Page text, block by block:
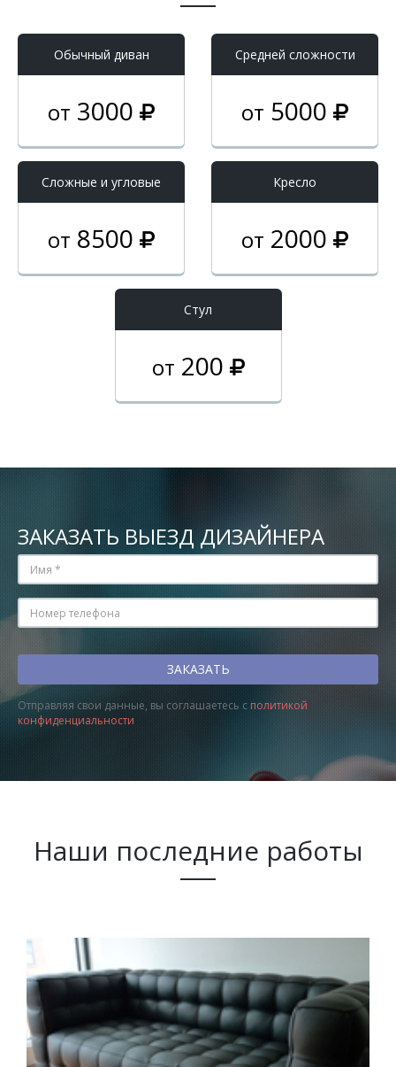
Обычный диван
от 3000
Средней сложности
от 5000
Cложные и угловые
от 8500
Кресло
от 2000
Стул
от 200
ЗАКАЗАТЬ ВЫЕЗД ДИЗАЙНЕРА
Отправляя свои данные, вы соглашаетесь с политикой
конфиденциальности
Наши последние работы